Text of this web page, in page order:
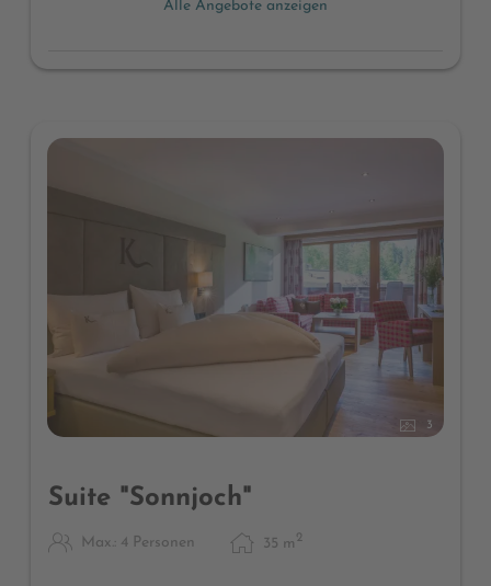
Alle Angebote anzeigen
3
Suite "Sonnjoch"
Max.: 4 Personen 35 m 2